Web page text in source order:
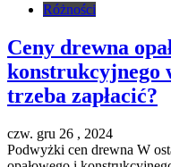
Różności
Ceny drewna
konstrukcyjnego
trzeba zapłacić?
czw. gru 26 , 2024
Podwyżki cen drewna W